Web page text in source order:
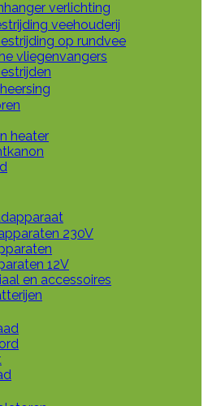
verlichting
veehouderij
op rundvee
vliegenvangers
heater
230V
12V
en accessoires